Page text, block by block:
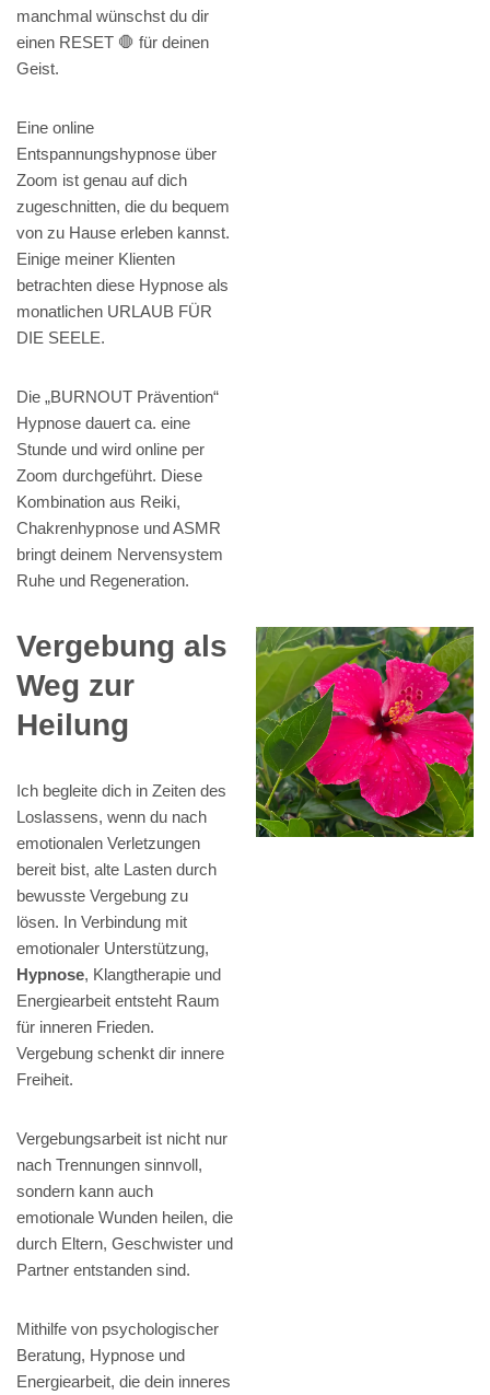
manchmal wünschst du dir
einen RESET 🛑 für deinen
Geist.
Eine online
Entspannungshypnose über
Zoom ist genau auf dich
zugeschnitten, die du bequem
von zu Hause erleben kannst.
Einige meiner Klienten
betrachten diese Hypnose als
monatlichen URLAUB FÜR
DIE SEELE.
Die „BURNOUT Prävention“
Hypnose dauert ca. eine
Stunde und wird online per
Zoom durchgeführt. Diese
Kombination aus Reiki,
Chakrenhypnose und ASMR
bringt deinem Nervensystem
Ruhe und Regeneration.
Vergebung als
Weg zur
Heilung
Ich begleite dich in Zeiten des
Loslassens, wenn du nach
emotionalen Verletzungen
bereit bist, alte Lasten durch
bewusste Vergebung zu
lösen. In Verbindung mit
emotionaler Unterstützung,
Hypnose, Klangtherapie und
Energiearbeit entsteht Raum
für inneren Frieden.
Vergebung schenkt dir innere
Freiheit.
Vergebungsarbeit ist nicht nur
nach Trennungen sinnvoll,
sondern kann auch
emotionale Wunden heilen, die
durch Eltern, Geschwister und
Partner entstanden sind.
Mithilfe von psychologischer
Beratung, Hypnose und
Energiearbeit, die dein inneres